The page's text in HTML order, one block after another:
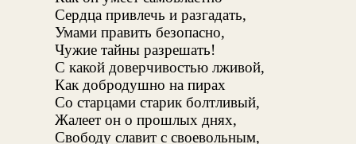
Сердца привлечь и разгадать,
Умами править безопасно,
Чужие тайны разрешать!
С какой доверчивостью лживой,
Как добродушно на пирах
Со старцами старик болтливый,
Жалеет он о прошлых днях,
Свободу славит с своевольным,